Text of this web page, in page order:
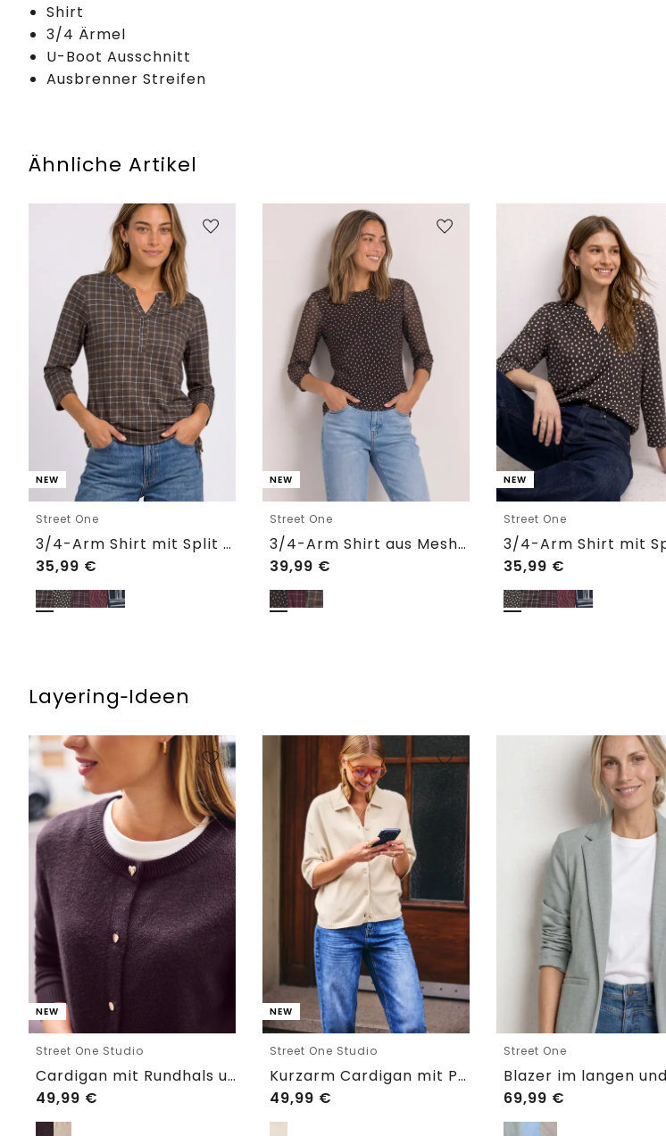
Shirt
3/4 Ärmel
U-Boot Ausschnitt
Ausbrenner Streifen
Ähnliche Artikel
NEW
Street One
3/4-Arm Shirt mit Split Neck und Print
35,99 €
NEW
Street One
3/4-Arm Shirt aus Mesh mit Print
39,99 €
NEW
Street One
35,99 €
Layering‑Ideen
NEW
Street One Studio
Cardigan mit Rundhals und Knöpfen
49,99 €
NEW
Street One Studio
Kurzarm Cardigan mit Polokragen
49,99 €
Street One
69,99 €